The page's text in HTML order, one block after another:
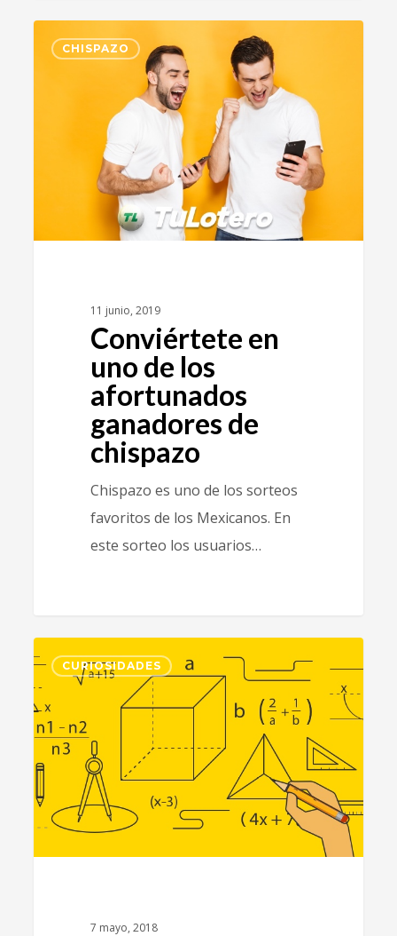
CHISPAZO
11 junio, 2019
Conviértete en
uno de los
afortunados
ganadores de
chispazo
Chispazo es uno de los sorteos
favoritos de los Mexicanos. En
este sorteo los usuarios…
CURIOSIDADES
7 mayo, 2018
40